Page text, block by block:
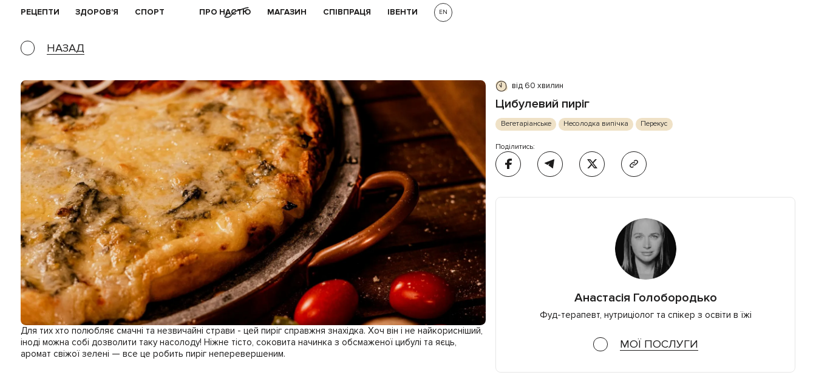
EN
РЕЦЕПТИ ЗДОРОВ'Я СПОРТ ПРО НАСТЮ МАГАЗИН СПІВПРАЦЯ ІВЕНТИ
НАЗАД
Для тих хто полюбляє смачні та незвичайні страви - цей пиріг справжня знахідка. Хоч він і не найкорисніший,
іноді можна собі дозволити таку насолоду! Ніжне тісто, соковита начинка з обсмаженої цибулі та яєць,
аромат свіжої зелені — все це робить пиріг неперевершеним.
від 60 хвилин
Цибулевий пиріг
Вегетаріанське Несолодка випічка Перекус
Поділитись:
Анастасія Голобородько
Фуд-терапевт, нутриціолог та спікер з освіти в їжі
МОЇ ПОСЛУГИ